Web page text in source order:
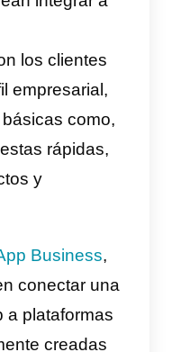
usar
WhatsApp
ser utilizada
que
este canal para
con sus clientes.